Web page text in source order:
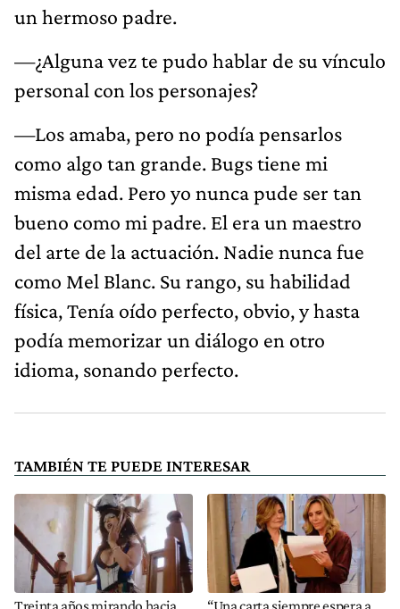
un hermoso padre.
—¿Alguna vez te pudo hablar de su vínculo
personal con los personajes?
—Los amaba, pero no podía pensarlos
como algo tan grande. Bugs tiene mi
misma edad. Pero yo nunca pude ser tan
bueno como mi padre. El era un maestro
del arte de la actuación. Nadie nunca fue
como Mel Blanc. Su rango, su habilidad
física, Tenía oído perfecto, obvio, y hasta
podía memorizar un diálogo en otro
idioma, sonando perfecto.
TAMBIÉN TE PUEDE INTERESAR
Treinta años mirando hacia
“Una carta siempre espera a